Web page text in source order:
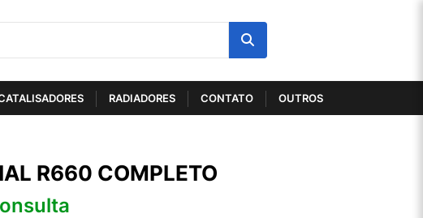
RADIADORES CONTATO OUTROS
R660 COMPLETO